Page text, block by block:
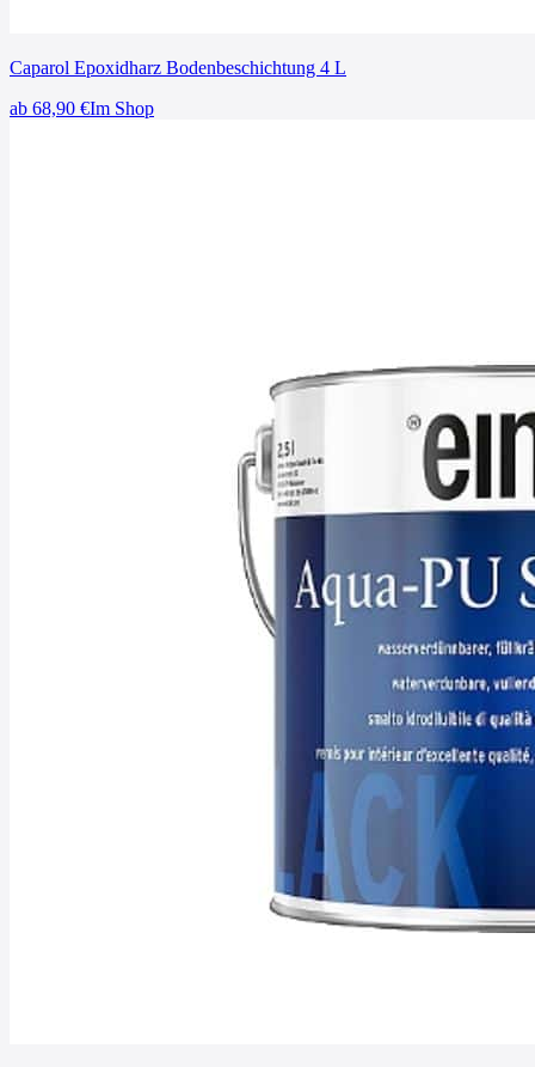
Caparol Epoxidharz Bodenbeschichtung 4 L
ab 68,90 €Im Shop